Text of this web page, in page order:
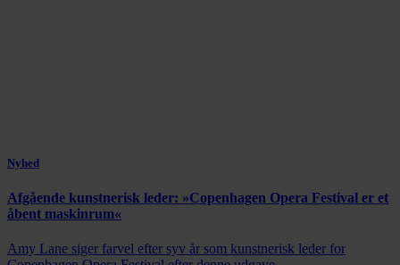
Nyhed
Afgående kunstnerisk leder: »Copenhagen Opera Festival er et
åbent maskinrum«
Amy Lane siger farvel efter syv år som kunstnerisk leder for